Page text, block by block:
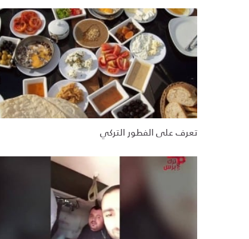
تعرف على الفطور التركي